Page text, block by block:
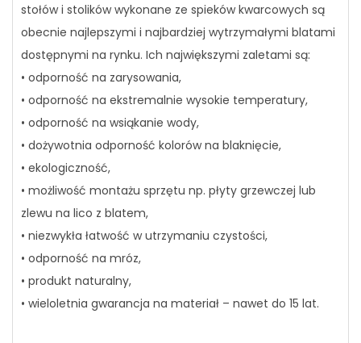
stołów i stolików wykonane ze spieków kwarcowych są
obecnie najlepszymi i najbardziej wytrzymałymi blatami
dostępnymi na rynku. Ich największymi zaletami są:
• odporność na zarysowania,
• odporność na ekstremalnie wysokie temperatury,
• odporność na wsiąkanie wody,
• dożywotnia odporność kolorów na blaknięcie,
• ekologiczność,
• możliwość montażu sprzętu np. płyty grzewczej lub
zlewu na lico z blatem,
• niezwykła łatwość w utrzymaniu czystości,
• odporność na mróz,
• produkt naturalny,
• wieloletnia gwarancja na materiał – nawet do 15 lat.